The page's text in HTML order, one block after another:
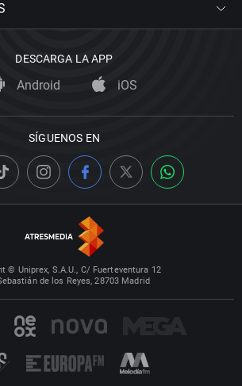
DESCARGA LA APP
Android iOS
SÍGUENOS EN
© Uniprex, S.A.U., C/ Fuerteventura 12
de los Reyes, 28703 Madrid